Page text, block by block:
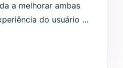
a melhorar ambas
do usuário e